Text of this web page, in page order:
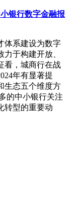
银行数字金融报
体系建设为数字
于构建开放、
看，城商行在战
年有显著提
生态五个维度方
的中小银行关注
转型的重要动